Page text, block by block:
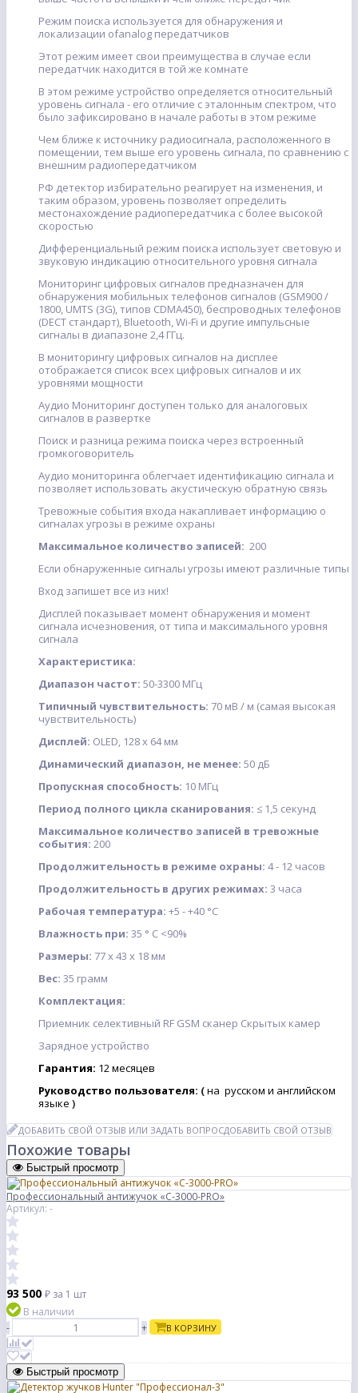
Режим поиска используется для обнаружения и
локализации ofanalog передатчиков
Этот режим имеет свои преимущества в случае если
передатчик находится в той же комнате
В этом режиме устройство определяется относительный
уровень сигнала - его отличие с эталонным спектром, что
было зафиксировано в начале работы в этом режиме
Чем ближе к источнику радиосигнала, расположенного в
помещении, тем выше его уровень сигнала, по сравнению с
внешним радиопередатчиком
РФ детектор избирательно реагирует на изменения, и
таким образом, уровень позволяет определить
местонахождение радиопередатчика с более высокой
скоростью
Дифференциальный режим поиска использует световую и
звуковую индикацию относительного уровня сигнала
Мониторинг цифровых сигналов предназначен для
обнаружения мобильных телефонов сигналов (GSM900 /
1800, UMTS (3G), типов CDMA450), беспроводных телефонов
(DECT стандарт), Bluetooth, Wi-Fi и другие импульсные
сигналы в диапазоне 2,4 ГГц.
В мониторингу цифровых сигналов на дисплее
отображается список всех цифровых сигналов и их
уровнями мощности
Аудио Мониторинг доступен только для аналоговых
сигналов в развертке
Поиск и разница режима поиска через встроенный
громкоговоритель
Аудио мониторинга облегчает идентификацию сигнала и
позволяет использовать акустическую обратную связь
Тревожные события входа накапливает информацию о
сигналах угрозы в режиме охраны
Максимальное количество записей: 200
Если обнаруженные сигналы угрозы имеют различные типы
Вход запишет все из них!
Дисплей показывает момент обнаружения и момент
сигнала исчезновения, от типа и максимального уровня
сигнала
Характеристика:
Диапазон частот: 50-3300 МГц
Типичный чувствительность: 70 мВ / м (самая высокая
чувствительность)
Дисплей: OLED, 128 х 64 мм
Динамический диапазон, не менее: 50 дБ
Пропускная способность: 10 МГц
Период полного цикла сканирования: ≤ 1,5 секунд
Максимальное количество записей в тревожные
события: 200
Продолжительность в режиме охраны: 4 - 12 часов
Продолжительность в других режимах: 3 часа
Рабочая температура: +5 - +40 °C
Влажность при: 35 ° С <90%
Размеры: 77 х 43 х 18 мм
Вес: 35 грамм
Комплектация:
Приемник селективный RF GSM сканер Скрытых камер
Зарядное устройство
Гарантия: 12месяцев
Руководство пользователя: (на русском и английском
языке )
ДОБАВИТЬ СВОЙ ОТЗЫВ ИЛИ ЗАДАТЬ ВОПРОСДОБАВИТЬ СВОЙ ОТЗЫВ
Похожие товары
Быстрый просмотр
Профессиональный антижучок «C-3000-PRO»
Артикул: -
93 500 ₽ за 1 шт
В наличии
-
+ В КОРЗИНУ
Быстрый просмотр